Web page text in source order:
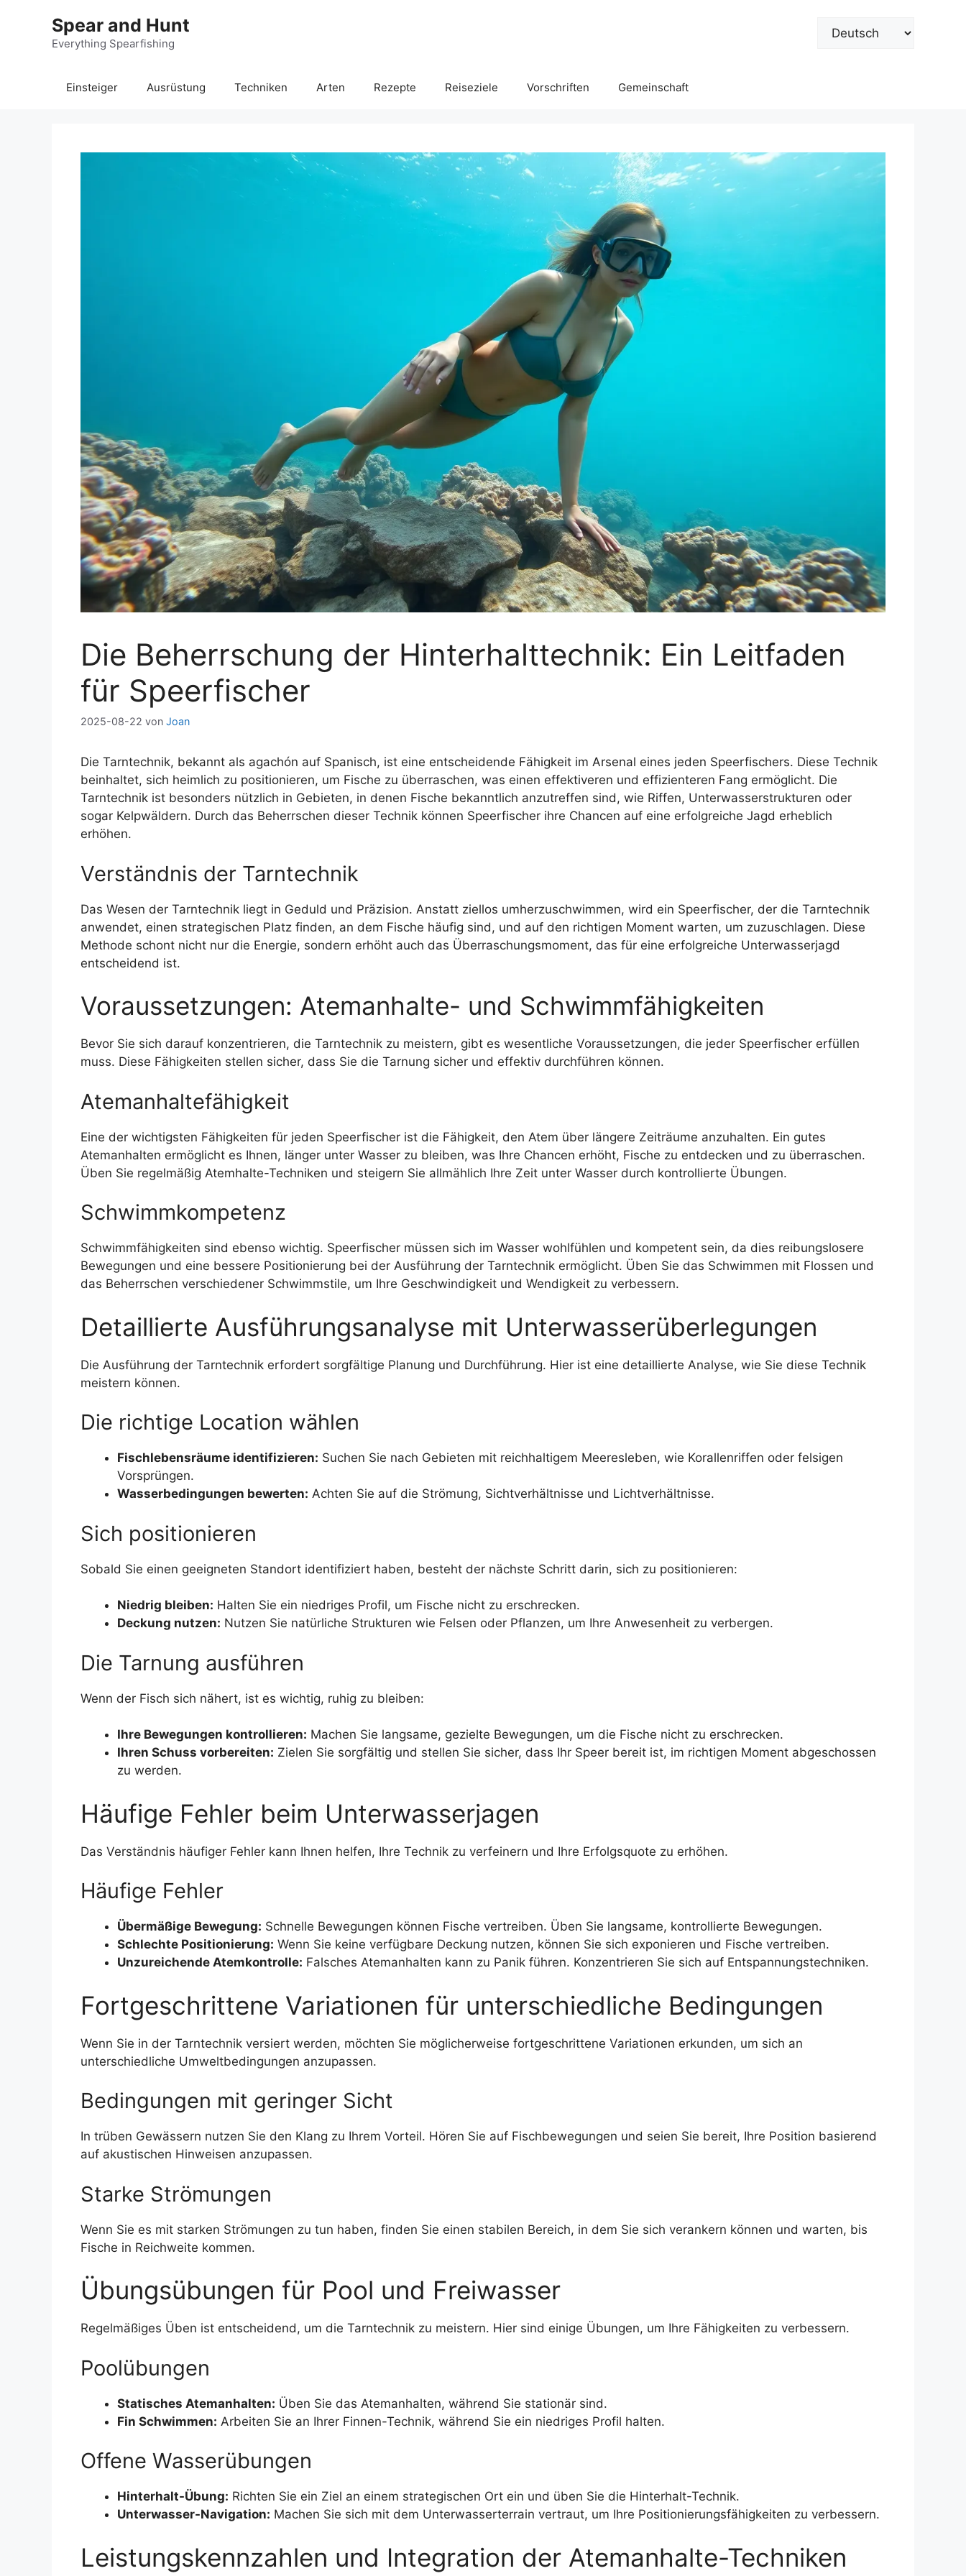
Spear and Hunt
Everything Spearfishing
Sprache
Einsteiger Ausrüstung Techniken Arten Rezepte Reiseziele Vorschriften Gemeinschaft
Die Beherrschung der Hinterhalttechnik: Ein Leitfaden
für Speerfischer
2025-08-22 von Joan
Die Tarntechnik, bekannt als agachón auf Spanisch, ist eine entscheidende Fähigkeit im Arsenal eines jeden Speerfischers. Diese Technik
beinhaltet, sich heimlich zu positionieren, um Fische zu überraschen, was einen effektiveren und effizienteren Fang ermöglicht. Die
Tarntechnik ist besonders nützlich in Gebieten, in denen Fische bekanntlich anzutreffen sind, wie Riffen, Unterwasserstrukturen oder
sogar Kelpwäldern. Durch das Beherrschen dieser Technik können Speerfischer ihre Chancen auf eine erfolgreiche Jagd erheblich
erhöhen.
Verständnis der Tarntechnik
Das Wesen der Tarntechnik liegt in Geduld und Präzision. Anstatt ziellos umherzuschwimmen, wird ein Speerfischer, der die Tarntechnik
anwendet, einen strategischen Platz finden, an dem Fische häufig sind, und auf den richtigen Moment warten, um zuzuschlagen. Diese
Methode schont nicht nur die Energie, sondern erhöht auch das Überraschungsmoment, das für eine erfolgreiche Unterwasserjagd
entscheidend ist.
Voraussetzungen: Atemanhalte- und Schwimmfähigkeiten
Bevor Sie sich darauf konzentrieren, die Tarntechnik zu meistern, gibt es wesentliche Voraussetzungen, die jeder Speerfischer erfüllen
muss. Diese Fähigkeiten stellen sicher, dass Sie die Tarnung sicher und effektiv durchführen können.
Atemanhaltefähigkeit
Eine der wichtigsten Fähigkeiten für jeden Speerfischer ist die Fähigkeit, den Atem über längere Zeiträume anzuhalten. Ein gutes
Atemanhalten ermöglicht es Ihnen, länger unter Wasser zu bleiben, was Ihre Chancen erhöht, Fische zu entdecken und zu überraschen.
Üben Sie regelmäßig Atemhalte-Techniken und steigern Sie allmählich Ihre Zeit unter Wasser durch kontrollierte Übungen.
Schwimmkompetenz
Schwimmfähigkeiten sind ebenso wichtig. Speerfischer müssen sich im Wasser wohlfühlen und kompetent sein, da dies reibungslosere
Bewegungen und eine bessere Positionierung bei der Ausführung der Tarntechnik ermöglicht. Üben Sie das Schwimmen mit Flossen und
das Beherrschen verschiedener Schwimmstile, um Ihre Geschwindigkeit und Wendigkeit zu verbessern.
Detaillierte Ausführungsanalyse mit Unterwasserüberlegungen
Die Ausführung der Tarntechnik erfordert sorgfältige Planung und Durchführung. Hier ist eine detaillierte Analyse, wie Sie diese Technik
meistern können.
Die richtige Location wählen
Fischlebensräume identifizieren: Suchen Sie nach Gebieten mit reichhaltigem Meeresleben, wie Korallenriffen oder felsigen
Vorsprüngen.
Wasserbedingungen bewerten: Achten Sie auf die Strömung, Sichtverhältnisse und Lichtverhältnisse.
Sich positionieren
Sobald Sie einen geeigneten Standort identifiziert haben, besteht der nächste Schritt darin, sich zu positionieren:
Niedrig bleiben: Halten Sie ein niedriges Profil, um Fische nicht zu erschrecken.
Deckung nutzen: Nutzen Sie natürliche Strukturen wie Felsen oder Pflanzen, um Ihre Anwesenheit zu verbergen.
Die Tarnung ausführen
Wenn der Fisch sich nähert, ist es wichtig, ruhig zu bleiben:
Ihre Bewegungen kontrollieren: Machen Sie langsame, gezielte Bewegungen, um die Fische nicht zu erschrecken.
Ihren Schuss vorbereiten: Zielen Sie sorgfältig und stellen Sie sicher, dass Ihr Speer bereit ist, im richtigen Moment abgeschossen
zu werden.
Häufige Fehler beim Unterwasserjagen
Das Verständnis häufiger Fehler kann Ihnen helfen, Ihre Technik zu verfeinern und Ihre Erfolgsquote zu erhöhen.
Häufige Fehler
Übermäßige Bewegung: Schnelle Bewegungen können Fische vertreiben. Üben Sie langsame, kontrollierte Bewegungen.
Schlechte Positionierung: Wenn Sie keine verfügbare Deckung nutzen, können Sie sich exponieren und Fische vertreiben.
Unzureichende Atemkontrolle: Falsches Atemanhalten kann zu Panik führen. Konzentrieren Sie sich auf Entspannungstechniken.
Fortgeschrittene Variationen für unterschiedliche Bedingungen
Wenn Sie in der Tarntechnik versiert werden, möchten Sie möglicherweise fortgeschrittene Variationen erkunden, um sich an
unterschiedliche Umweltbedingungen anzupassen.
Bedingungen mit geringer Sicht
In trüben Gewässern nutzen Sie den Klang zu Ihrem Vorteil. Hören Sie auf Fischbewegungen und seien Sie bereit, Ihre Position basierend
auf akustischen Hinweisen anzupassen.
Starke Strömungen
Wenn Sie es mit starken Strömungen zu tun haben, finden Sie einen stabilen Bereich, in dem Sie sich verankern können und warten, bis
Fische in Reichweite kommen.
Übungsübungen für Pool und Freiwasser
Regelmäßiges Üben ist entscheidend, um die Tarntechnik zu meistern. Hier sind einige Übungen, um Ihre Fähigkeiten zu verbessern.
Poolübungen
Statisches Atemanhalten: Üben Sie das Atemanhalten, während Sie stationär sind.
Fin Schwimmen: Arbeiten Sie an Ihrer Finnen-Technik, während Sie ein niedriges Profil halten.
Offene Wasserübungen
Hinterhalt-Übung: Richten Sie ein Ziel an einem strategischen Ort ein und üben Sie die Hinterhalt-Technik.
Unterwasser-Navigation: Machen Sie sich mit dem Unterwasserterrain vertraut, um Ihre Positionierungsfähigkeiten zu verbessern.
Leistungskennzahlen und Integration der Atemanhalte-Techniken